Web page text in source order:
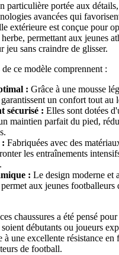
particulière portée aux détails,
avancées qui
extérieure est conçue pour
permettant aux jeunes
jeu sans craindre de glisser.
ce modèle comprennent :
: Grâce à une mousse
garantissent un confort tout au
sécurisé : Elles sont dotées
maintien parfait du pied,
: Fabriquées avec des
les entraînements
: Le design moderne et
permet aux jeunes footballeurs
chaussures a été pensé
débutants ou joueurs
à une excellente résistance
de football.